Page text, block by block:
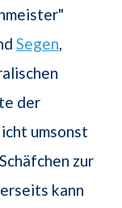
Segen,
der
umsonst
zur
kann